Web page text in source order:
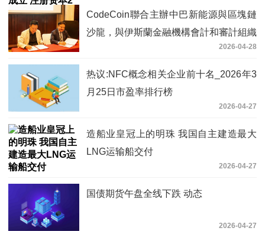
CodeCoin聯合主辦中巴新能源與區塊鏈
沙龍，與伊斯蘭金融機構會計和審計組織
2026-04-28
热议:NFC概念相关企业前十名_2026年3
月25日市盈率排行榜
2026-04-27
造船业皇冠上的明珠 我国自主建造最大
LNG运输船交付
2026-04-27
国债期货午盘全线下跌 动态
2026-04-27